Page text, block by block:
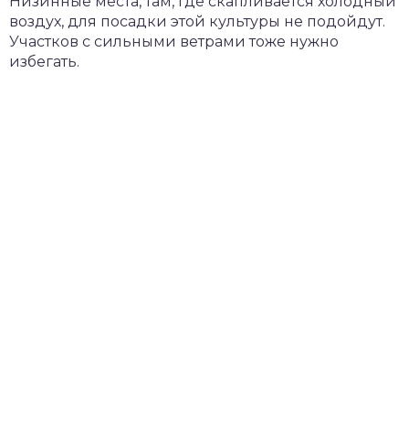
воздух, для посадки этой культуры не подойдут.
Участков с сильными ветрами тоже нужно
избегать.